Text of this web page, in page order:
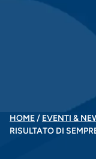
BRICIOLE
HOME EVENTI &
RISULTATO DI